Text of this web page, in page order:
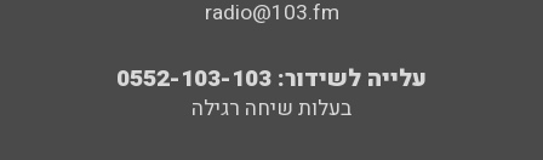
radio@103.fm
עלייה לשידור: 0552-103-103
בעלות שיחה רגילה